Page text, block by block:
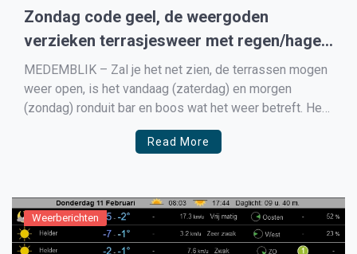
Zondag code geel, de weergoden
verzieken terrasjesweer met regen/hagel
en onweer
MEDEMBLIK – Zal je het net zien, de terrassen mogen
weer open, is het vandaag (zaterdag) en morgen
(zondag) ronduit bar en boos wat het weer betreft. Het
KNMI geeft zelfs voor Noord-Holland zondag code
geel vanwege (veel) regen/hagel en onweer, met
Read More
Weerberichten